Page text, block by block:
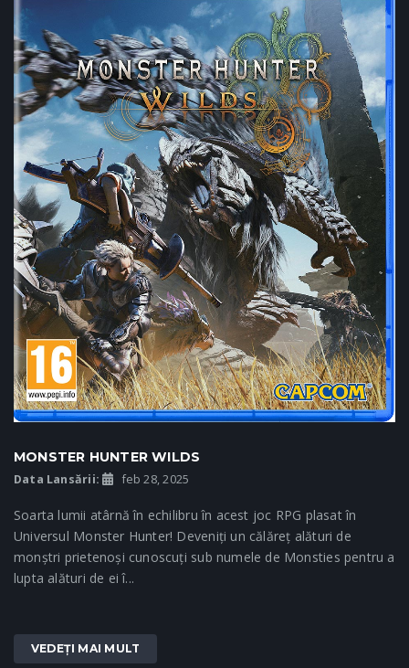
MONSTER HUNTER WILDS
Data Lansării: feb 28, 2025
Soarta lumii atârnă în echilibru în acest joc RPG plasat în
Universul Monster Hunter! Deveniți un călăreț alături de
monștri prietenoși cunoscuți sub numele de Monsties pentru a
lupta alături de ei î...
VEDEȚI MAI MULT